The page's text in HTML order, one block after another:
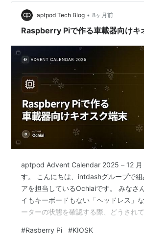
aptpod Tech Blog • 8ヶ月前
Raspberry Piで作る車載器向けキ
aptpod Advent Calendar 2025 – 12 月
す。 こんにちは、intdashグループで組
アを担当しているOchiaiです。 みなさ
イもキーボードもない「ヘッドレス」
ーターの状態を確認する際、どうされ
モニターと電源タップを探し回ったり
#Rasberry Pi #KIOSK